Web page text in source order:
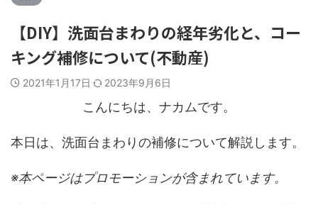
【DIY】洗面台まわりの経年劣化と、コー
キング補修について(不動産)
2021年1月17日 2023年9月6日
こんにちは、ナカムです。
本日は、洗面台まわりの補修について解説します。
※本ページはプロモーションが含まれています。